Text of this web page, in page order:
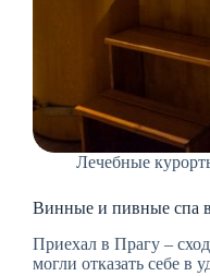
Лечебные
Винные и пивные спа
Приехал в Прагу –
могли отказать себе в